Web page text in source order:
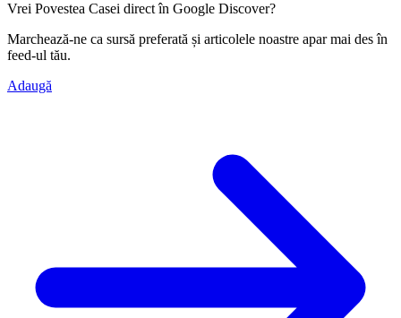
Vrei Povestea Casei direct în Google Discover?
Marchează-ne ca sursă preferată și articolele noastre apar mai des în
feed-ul tău.
Adaugă